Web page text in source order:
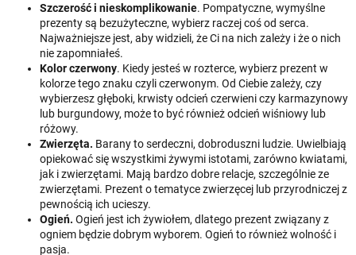
Szczerość i nieskomplikowanie. Pompatyczne, wymyślne
prezenty są bezużyteczne, wybierz raczej coś od serca.
Najważniejsze jest, aby widzieli, że Ci na nich zależy i że o nich
nie zapomniałeś.
Kolor czerwony. Kiedy jesteś w rozterce, wybierz prezent w
kolorze tego znaku czyli czerwonym. Od Ciebie zależy, czy
wybierzesz głęboki, krwisty odcień czerwieni czy karmazynowy
lub burgundowy, może to być również odcień wiśniowy lub
różowy.
Zwierzęta. Barany to serdeczni, dobroduszni ludzie. Uwielbiają
opiekować się wszystkimi żywymi istotami, zarówno kwiatami,
jak i zwierzętami. Mają bardzo dobre relacje, szczególnie ze
zwierzętami. Prezent o tematyce zwierzęcej lub przyrodniczej z
pewnością ich ucieszy.
Ogień. Ogień jest ich żywiołem, dlatego prezent związany z
ogniem będzie dobrym wyborem. Ogień to również wolność i
pasja.